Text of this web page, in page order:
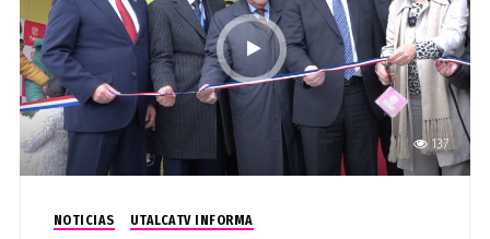
137
NOTICIAS UTALCATV INFORMA